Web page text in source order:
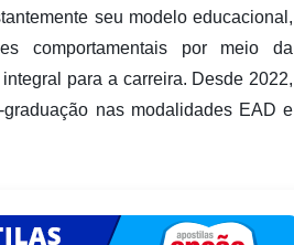
seu modelo educacional,
comportamentais por meio da
para a carreira. Desde 2022,
nas modalidades EAD e